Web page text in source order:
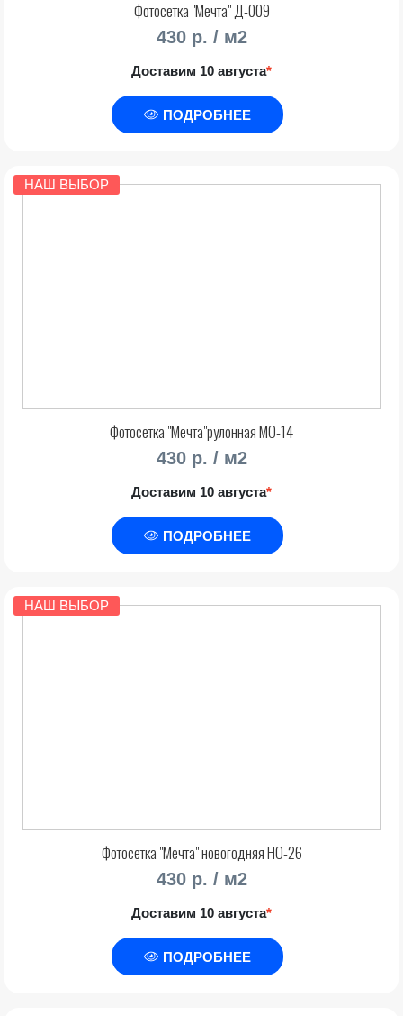
Фотосетка "Мечта" Д-009
430 р. / м2
Доставим 10 августа*
ПОДРОБНЕЕ
НАШ ВЫБОР
Фотосетка "Мечта"рулонная МО-14
430 р. / м2
Доставим 10 августа*
ПОДРОБНЕЕ
НАШ ВЫБОР
Фотосетка "Мечта" новогодняя НО-26
430 р. / м2
Доставим 10 августа*
ПОДРОБНЕЕ